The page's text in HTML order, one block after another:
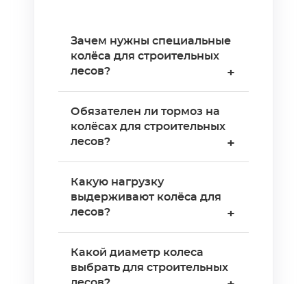
Зачем нужны специальные
колёса для строительных
лесов?
+
отличаются от обычных
наличием обязательного
48 мм) и повышенной
устойчивостью к боковым
нагрузкам. Обычные колёса
не обеспечивают надёжную
фиксацию конструкции на
высоте. Грузоподъёмность
Обязателен ли тормоз на
колёсах для строительных
лесов?
+
нормам безопасности. Леса
и вышки-туры фиксируются
и вращение колеса, и
поворот кронштейна
Какую нагрузку
выдерживают колёса для
лесов?
+
грузоподъёмность — 200–
500 кг на колесо. Для
Какой диаметр колеса
выбрать для строительных